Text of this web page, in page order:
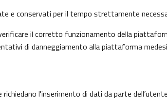
e conservati per il tempo strettamente
il corretto funzionamento della
di danneggiamento alla piattaforma
l'inserimento di dati da parte